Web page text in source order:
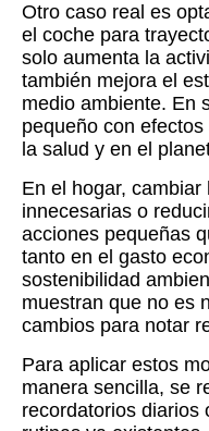
Otro caso real es
el coche para
solo aumenta la
también mejora el
medio ambiente. En
pequeño con
la salud y en el
En el hogar,
innecesarias o
acciones pequeñas
tanto en el gasto
sostenibilidad
muestran que no es
cambios para notar
Para aplicar estos
manera sencilla, se
recordatorios diarios